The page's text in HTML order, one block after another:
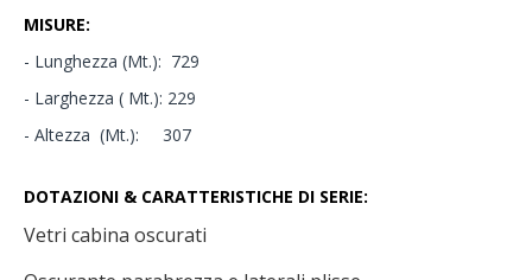
MISURE:
- Lunghezza (Mt.): 729
- Larghezza ( Mt.): 229
- Altezza (Mt.): 307
DOTAZIONI & CARATTERISTICHE DI SERIE:
Vetri cabina oscurati